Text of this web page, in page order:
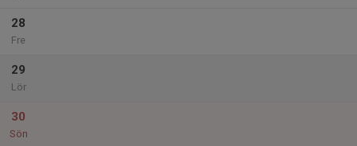
28
Fre
29
Lör
30
Sön